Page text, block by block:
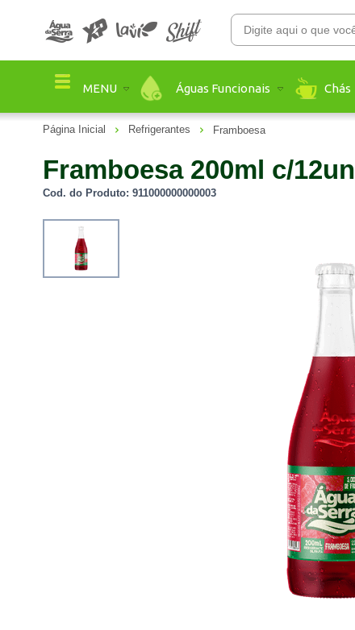
MENU Águas Funcionais Chás
Página Inicial Refrigerantes Framboesa
Framboesa 200ml c/12un
Cod. do Produto: 911000000000003